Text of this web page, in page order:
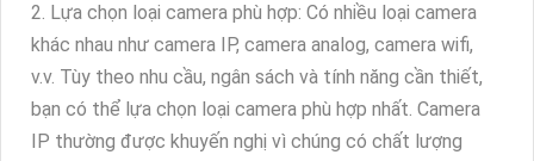
2. Lựa chọn loại camera phù hợp: Có nhiều loại camera
khác nhau như camera IP, camera analog, camera wifi,
v.v. Tùy theo nhu cầu, ngân sách và tính năng cần thiết,
bạn có thể lựa chọn loại camera phù hợp nhất. Camera
IP thường được khuyến nghị vì chúng có chất lượng